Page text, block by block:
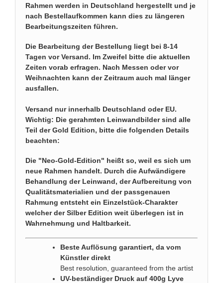
Rahmen werden in Deutschland hergestellt und je
nach Bestellaufkommen kann dies zu längeren
Bearbeitungszeiten führen.
Die Bearbeitung der Bestellung liegt bei 8-14
Tagen vor Versand. Im Zweifel bitte die aktuellen
Zeiten vorab erfragen. Nach Messen oder vor
Weihnachten kann der Zeitraum auch mal länger
ausfallen.
Versand nur innerhalb Deutschland oder EU.
Wichtig: Die gerahmten Leinwandbilder sind alle
Teil der Gold Edition, bitte die folgenden Details
beachten:
Die "Neo-Gold-Edition" heißt so, weil es sich um
neue Rahmen handelt. Durch die Aufwändigere
Behandlung der Leinwand, der Aufbereitung von
Qualitätsmaterialien und der passgenauen
Rahmung entsteht ein Einzelstück-Charakter
welcher der Silber Edition weit überlegen ist in
Wahrnehmung und Haltbarkeit.
Beste Auflösung garantiert, da vom
Künstler direkt
Best resolution, guaranteed from the artist
UV-beständiger Druck auf 400g Lyve